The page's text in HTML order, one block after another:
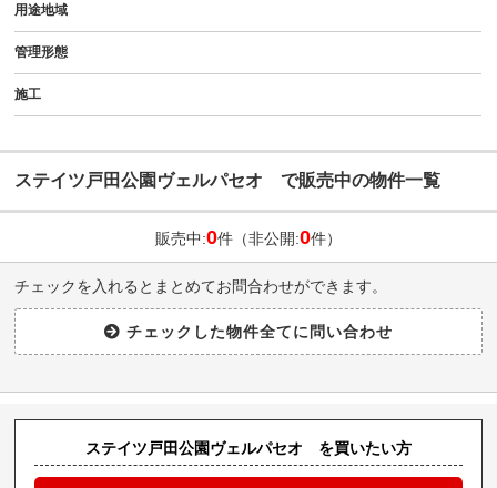
用途地域
管理形態
施工
ステイツ戸田公園ヴェルパセオ で販売中の物件一覧
販売中:0件（非公開:0件）
チェックを入れるとまとめてお問合わせができます。
ステイツ戸田公園ヴェルパセオ を買いたい方